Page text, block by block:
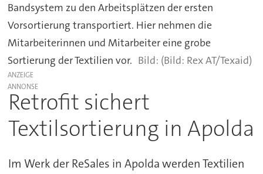
Bandsystem zu den Arbeitsplätzen der ersten
Vorsortierung transportiert. Hier nehmen die
Mitarbeiterinnen und Mitarbeiter eine grobe
Sortierung der Textilien vor.
(Bild: Rex AT/Texaid)
ANZEIGE
Retrofit sichert
Textilsortierung in Apolda
Im Werk der ReSales in Apolda werden Textilien